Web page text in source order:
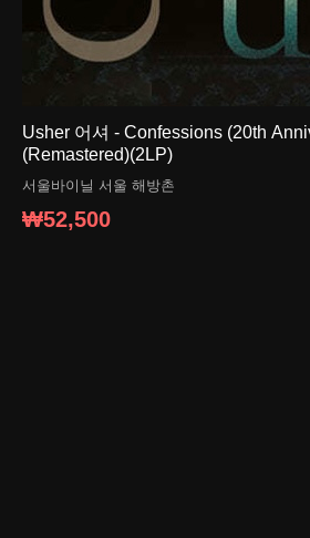
Usher 어셔 - Confessions (20th
(Remastered)(2LP)
서울바이닐 서울 해방촌
₩52,500